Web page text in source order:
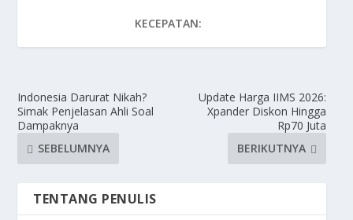
KECEPATAN:
Indonesia Darurat Nikah?
Simak Penjelasan Ahli Soal
Dampaknya
SEBELUMNYA
Update Harga IIMS 2026:
Xpander Diskon Hingga
Rp70 Juta
BERIKUTNYA
TENTANG PENULIS